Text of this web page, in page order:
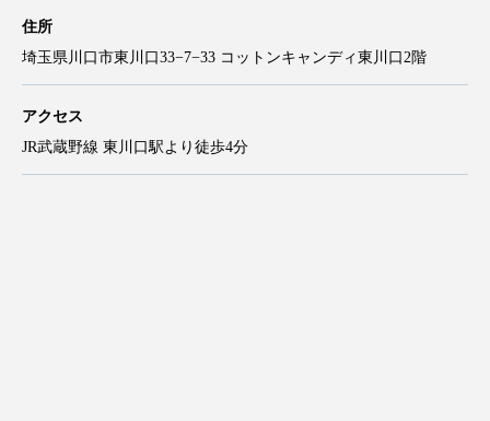
住所
埼玉県川口市東川口33−7−33 コットンキャンディ東川口2階
アクセス
JR武蔵野線 東川口駅より徒歩4分